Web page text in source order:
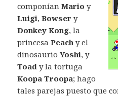
componíanMario y
Luigi,Bowser y
Donkey Kong, la
princesaPeach y el
dinosaurioYoshi, y
Toad y la tortuga
Koopa Troopa; hago
tales parejas puesto que